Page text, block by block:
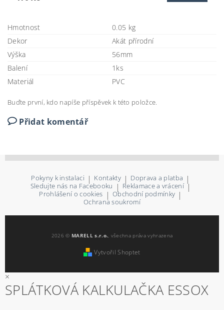
Hmotnost
0.05 kg
Dekor
Akát přírodní
Výška
56mm
Balení
1ks
Materiál
PVC
Buďte první, kdo napíše příspěvek k této položce.
Přidat komentář
Pokyny k instalaci | Kontakty | Doprava a platba |
Sledujte nás na Facebooku | Reklamace a vrácení |
Prohlášení o cookies | Obchodní podmínky |
Ochrana soukromí
2026 © MARELL s.r.o., všechna práva vyhrazena
Vytvořil Shoptet
×
SPLÁTKOVÁ KALKULAČKA ESSOX